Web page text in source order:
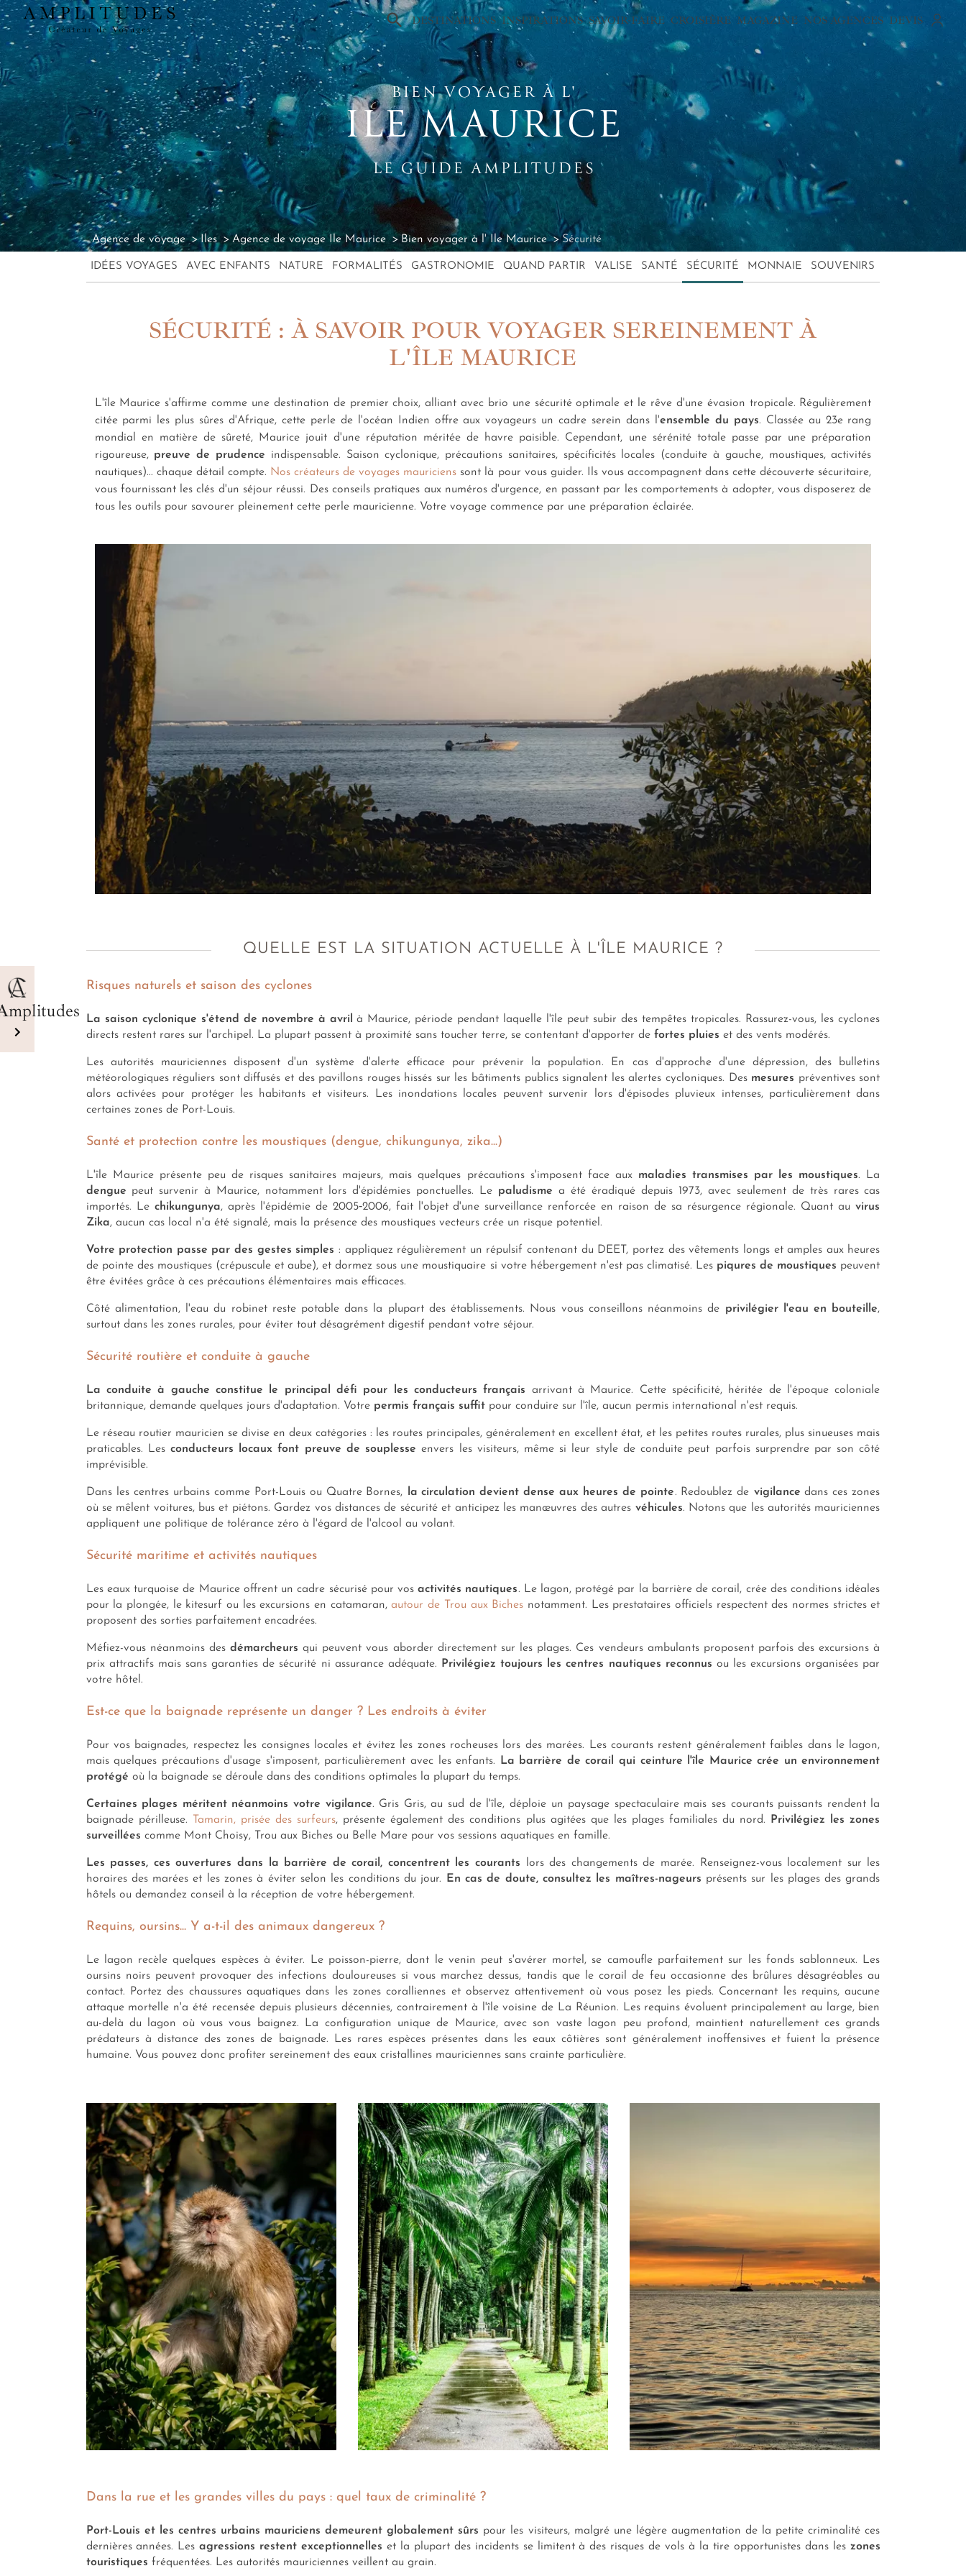
× DESTINATIONS INSPIRATIONS SAVOIR-FAIRE CROISIÈRE MAGAZINE NOS AGENCES DEVIS
BIEN VOYAGER À L'
ILE MAURICE
LE GUIDE AMPLITUDES
Agence de voyage Iles Agence de voyage Ile Maurice Bien voyager à l' Ile Maurice Sécurité
IDÉES VOYAGES AVEC ENFANTS NATURE FORMALITÉS GASTRONOMIE QUAND PARTIR VALISE SANTÉ SÉCURITÉ MONNAIE SOUVENIRS
SÉCURITÉ : À SAVOIR POUR VOYAGER SEREINEMENT À
L'ÎLE MAURICE
L'île Maurice s'affirme comme une destination de premier choix, alliant avec brio une sécurité optimale et le rêve d'une évasion tropicale. Régulièrement
citée parmi les plus sûres d'Afrique, cette perle de l'océan Indien offre aux voyageurs un cadre serein dans l'ensemble du pays. Classée au 23e rang
mondial en matière de sûreté, Maurice jouit d'une réputation méritée de havre paisible. Cependant, une sérénité totale passe par une préparation
rigoureuse, preuve de prudence indispensable. Saison cyclonique, précautions sanitaires, spécificités locales (conduite à gauche, moustiques, activités
nautiques)... chaque détail compte. Nos créateurs de voyages mauriciens sont là pour vous guider. Ils vous accompagnent dans cette découverte sécuritaire,
vous fournissant les clés d'un séjour réussi. Des conseils pratiques aux numéros d'urgence, en passant par les comportements à adopter, vous disposerez de
tous les outils pour savourer pleinement cette perle mauricienne. Votre voyage commence par une préparation éclairée.
QUELLE EST LA SITUATION ACTUELLE À L'ÎLE MAURICE ?
Risques naturels et saison des cyclones
La saison cyclonique s'étend de novembre à avril à Maurice, période pendant laquelle l'île peut subir des tempêtes tropicales. Rassurez-vous, les cyclones
directs restent rares sur l'archipel. La plupart passent à proximité sans toucher terre, se contentant d'apporter de fortes pluies et des vents modérés.
Les autorités mauriciennes disposent d'un système d'alerte efficace pour prévenir la population. En cas d'approche d'une dépression, des bulletins
météorologiques réguliers sont diffusés et des pavillons rouges hissés sur les bâtiments publics signalent les alertes cycloniques. Des mesures préventives sont
alors activées pour protéger les habitants et visiteurs. Les inondations locales peuvent survenir lors d'épisodes pluvieux intenses, particulièrement dans
certaines zones de Port-Louis.
Santé et protection contre les moustiques (dengue, chikungunya, zika...)
L'île Maurice présente peu de risques sanitaires majeurs, mais quelques précautions s'imposent face aux maladies transmises par les moustiques. La
dengue peut survenir à Maurice, notamment lors d'épidémies ponctuelles. Le paludisme a été éradiqué depuis 1973, avec seulement de très rares cas
importés. Le chikungunya, après l'épidémie de 2005‑2006, fait l'objet d'une surveillance renforcée en raison de sa résurgence régionale. Quant auvirus
Zika, aucun cas local n'a été signalé, mais la présence des moustiques vecteurs crée un risque potentiel.
Votre protection passe par des gestes simples : appliquez régulièrement un répulsif contenant du DEET, portez des vêtements longs et amples aux heures
de pointe des moustiques (crépuscule et aube), et dormez sous une moustiquaire si votre hébergement n'est pas climatisé. Les piqures de moustiques peuvent
être évitées grâce à ces précautions élémentaires mais efficaces.
Côté alimentation, l'eau du robinet reste potable dans la plupart des établissements. Nous vous conseillons néanmoins de privilégier l'eau en bouteille,
surtout dans les zones rurales, pour éviter tout désagrément digestif pendant votre séjour.
Sécurité routière et conduite à gauche
La conduite à gauche constitue le principal défi pour les conducteurs français arrivant à Maurice. Cette spécificité, héritée de l'époque coloniale
britannique, demande quelques jours d'adaptation. Votre permis français suffitpour conduire sur l'île, aucun permis international n'est requis.
Le réseau routier mauricien se divise en deux catégories : les routes principales, généralement en excellent état, et les petites routes rurales, plus sinueuses mais
praticables. Les conducteurs locaux font preuve de souplesse envers les visiteurs, même si leur style de conduite peut parfois surprendre par son côté
imprévisible.
Dans les centres urbains comme Port-Louis ou Quatre Bornes, la circulation devient dense aux heures de pointe. Redoublez de vigilance dans ces zones
où se mêlent voitures, bus et piétons. Gardez vos distances de sécurité et anticipez les manœuvres des autres véhicules. Notons que les autorités mauriciennes
appliquent une politique de tolérance zéro à l'égard de l'alcool au volant.
Sécurité maritime et activités nautiques
Les eaux turquoise de Maurice offrent un cadre sécurisé pour vosactivités nautiques. Le lagon, protégé par la barrière de corail, crée des conditions idéales
pour la plongée, le kitesurf ou les excursions en catamaran,autour de Trou aux Biches notamment. Les prestataires officiels respectent des normes strictes et
proposent des sorties parfaitement encadrées.
Méfiez-vous néanmoins des démarcheurs qui peuvent vous aborder directement sur les plages. Ces vendeurs ambulants proposent parfois des excursions à
prix attractifs mais sans garanties de sécurité ni assurance adéquate.
Privilégiez toujours les centres nautiques reconnus ou les excursions organisées par
votre hôtel.
Est-ce que la baignade représente un danger ? Les endroits à éviter
Pour vos baignades, respectez les consignes locales et évitez les zones rocheuses lors des marées. Les courants restent généralement faibles dans le lagon,
mais quelques précautions d'usage s'imposent, particulièrement avec les enfants.
La barrière de corail qui ceinture l'île Maurice crée un environnement
protégé où la baignade se déroule dans des conditions optimales la plupart du temps.
Certaines plages méritent néanmoins votre vigilance. Gris Gris, au sud de l'île, déploie un paysage spectaculaire mais ses courants puissants rendent la
baignade périlleuse.
Tamarin, prisée des surfeurs, présente également des conditions plus agitées que les plages familiales du nord.
Privilégiez les zones
surveillées comme Mont Choisy, Trou aux Biches ou Belle Mare pour vos sessions aquatiques en famille.
Les passes, ces ouvertures dans la barrière de corail, concentrent les courants lors des changements de marée. Renseignez-vous localement sur les
horaires des marées et les zones à éviter selon les conditions du jour.
En cas de doute, consultez les maîtres-nageurs présents sur les plages des grands
hôtels ou demandez conseil à la réception de votre hébergement.
Requins, oursins... Y a-t-il des animaux dangereux ?
Le lagon recèle quelques espèces à éviter. Le poisson-pierre, dont le venin peut s'avérer mortel, se camoufle parfaitement sur les fonds sablonneux. Les
oursins noirs peuvent provoquer des infections douloureuses si vous marchez dessus, tandis que le corail de feu occasionne des brûlures désagréables au
contact. Portez des chaussures aquatiques dans les zones coralliennes et observez attentivement où vous posez les pieds. Concernant les requins, aucune
attaque mortelle n'a été recensée depuis plusieurs décennies, contrairement à l'île voisine de La Réunion. Les requins évoluent principalement au large, bien
au-delà du lagon où vous vous baignez. La configuration unique de Maurice, avec son vaste lagon peu profond, maintient naturellement ces grands
prédateurs à distance des zones de baignade. Les rares espèces présentes dans les eaux côtières sont généralement inoffensives et fuient la présence
humaine. Vous pouvez donc profiter sereinement des eaux cristallines mauriciennes sans crainte particulière.
Dans la rue et les grandes villes du pays : quel taux de criminalité ?
Port-Louis et les centres urbains mauriciens demeurent globalement sûrs pour les visiteurs, malgré une légère augmentation de la petite criminalité ces
dernières années. Lesagressions restent exceptionnelles et la plupart des incidents se limitent à des risques de vols à la tire opportunistes dans les zones
touristiques fréquentées. Les autorités mauriciennes veillent au grain.